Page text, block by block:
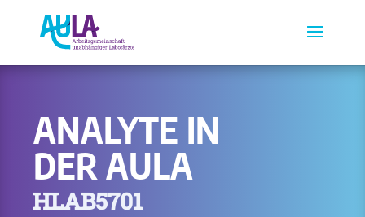
ANALYTE IN
DER AULA
HLAB5701